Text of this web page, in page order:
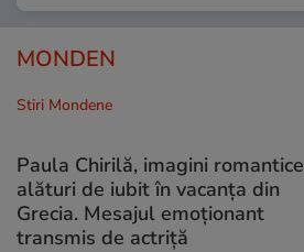
MONDEN
Stiri Mondene
Paula Chirilă, imagini romantice
alături de iubit în vacanța din
Grecia. Mesajul emoționant
transmis de actriță